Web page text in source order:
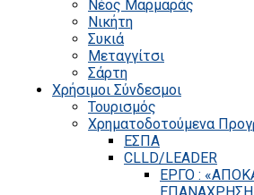
Νέος Μαρμαράς
Νικήτη
Συκιά
Μεταγγίτσι
Σάρτη
Χρήσιμοι Σύνδεσμοι
Τουρισμός
Χρηματοδοτούμενα
ΕΣΠΑ
CLLD/LEADER
ΕΡΓΟ :